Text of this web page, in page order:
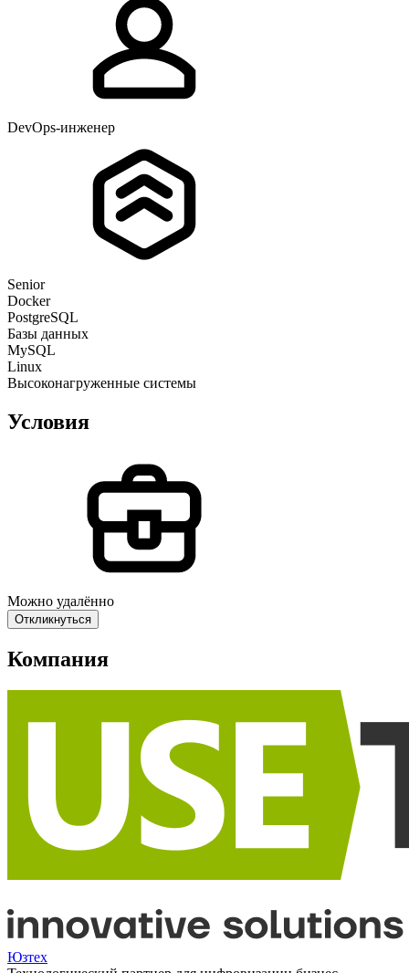
DevOps-инженер
Senior
Docker
PostgreSQL
Базы данных
MySQL
Linux
Высоконагруженные системы
Условия
Можно удалённо
Откликнуться
Компания
Юзтех